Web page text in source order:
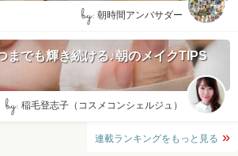
by: 朝時間アンバサダー
までも輝き続ける♪朝のメイクTIPS
by: 稲毛登志子（コスメコンシェルジュ）
連載ランキングをもっと見る